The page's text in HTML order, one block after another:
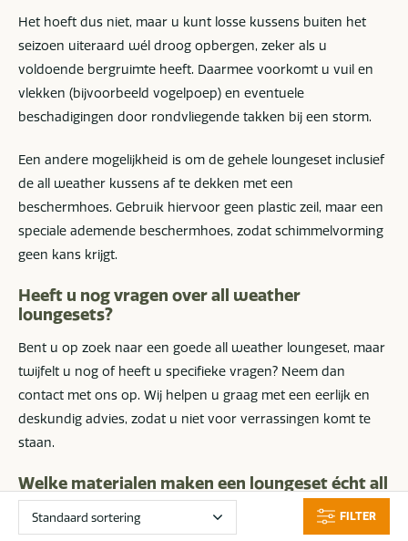
FILTER
Het hoeft dus niet, maar u kunt losse kussens buiten het
seizoen uiteraard wél droog opbergen, zeker als u
voldoende bergruimte heeft. Daarmee voorkomt u vuil en
vlekken (bijvoorbeeld vogelpoep) en eventuele
beschadigingen door rondvliegende takken bij een storm.
Een andere mogelijkheid is om de gehele loungeset inclusief
de all weather kussens af te dekken met een
beschermhoes. Gebruik hiervoor geen plastic zeil, maar een
speciale ademende beschermhoes, zodat schimmelvorming
geen kans krijgt.
Heeft u nog vragen over all weather
loungesets?
Bent u op zoek naar een goede all weather loungeset, maar
twijfelt u nog of heeft u specifieke vragen? Neem dan
contact met ons op. Wij helpen u graag met een eerlijk en
deskundig advies, zodat u niet voor verrassingen komt te
staan.
Welke materialen maken een loungeset écht all
weather?
Een all weather loungeset mag 365 dagen per jaar buiten